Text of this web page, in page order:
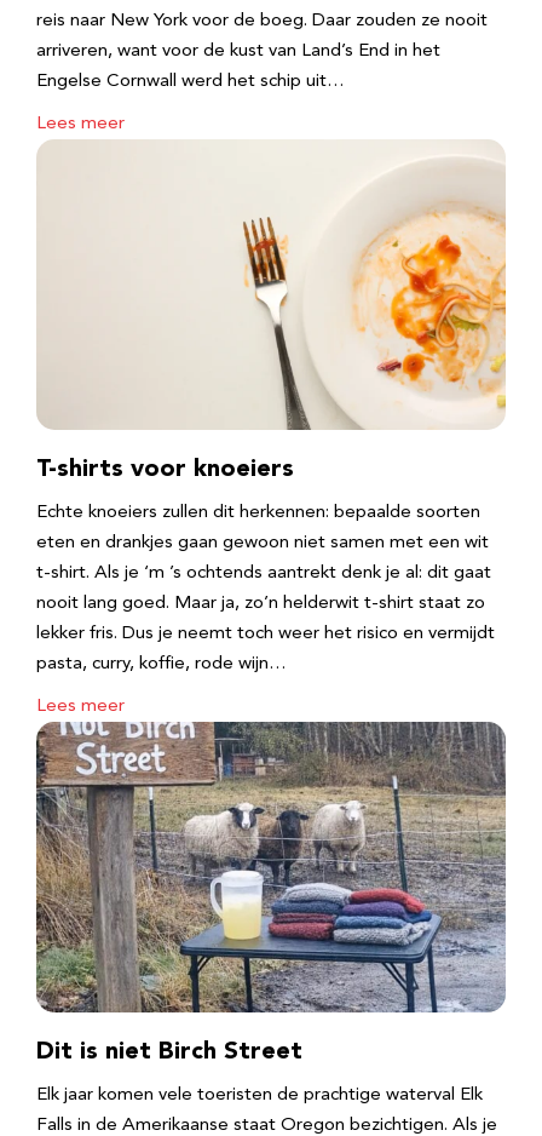
reis naar New York voor de boeg. Daar zouden ze nooit
arriveren, want voor de kust van Land’s End in het
Engelse Cornwall werd het schip uit…
Lees meer
T-shirts voor knoeiers
Echte knoeiers zullen dit herkennen: bepaalde soorten
eten en drankjes gaan gewoon niet samen met een wit
t-shirt. Als je ‘m ’s ochtends aantrekt denk je al: dit gaat
nooit lang goed. Maar ja, zo’n helderwit t-shirt staat zo
lekker fris. Dus je neemt toch weer het risico en vermijdt
pasta, curry, koffie, rode wijn…
Lees meer
Dit is niet Birch Street
Elk jaar komen vele toeristen de prachtige waterval Elk
Falls in de Amerikaanse staat Oregon bezichtigen. Als je